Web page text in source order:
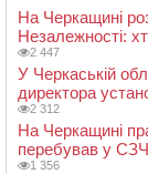
На Черкащині
Незалежності:
2 447
У Черкаській
директора
2 312
На Черкащині
перебував у СЗЧ
1 356